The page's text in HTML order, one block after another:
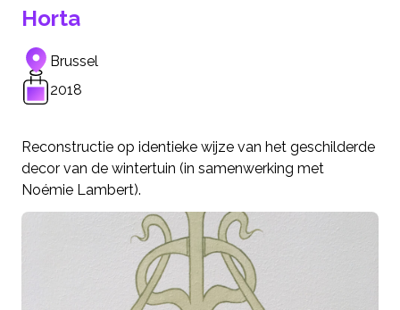
Horta
Brussel
2018
Reconstructie op identieke wijze van het geschilderde
decor van de wintertuin (in samenwerking met
Noémie Lambert).